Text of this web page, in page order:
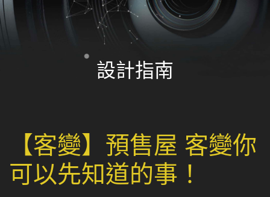
設計指南
【客變】預售屋 客變你
可以先知道的事！